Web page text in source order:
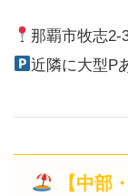
那覇市牧志2-
近隣に大型P
【中部